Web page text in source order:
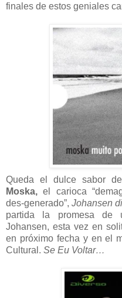
finales de estos geniales
Queda el dulce sabor
Moska, el carioca
des-generado”,Johansen
partida la promesa de
Johansen, esta vez en
en próximo fecha y en el
Cultural. Se Eu Voltar…